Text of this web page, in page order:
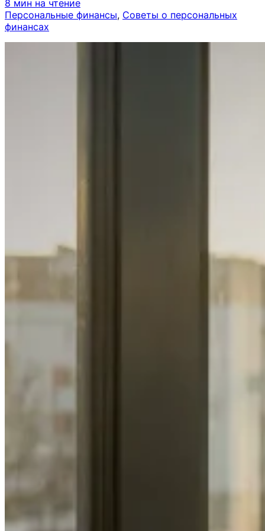
8 мин на чтение
Персональные финансы, Советы о персональных
финансах